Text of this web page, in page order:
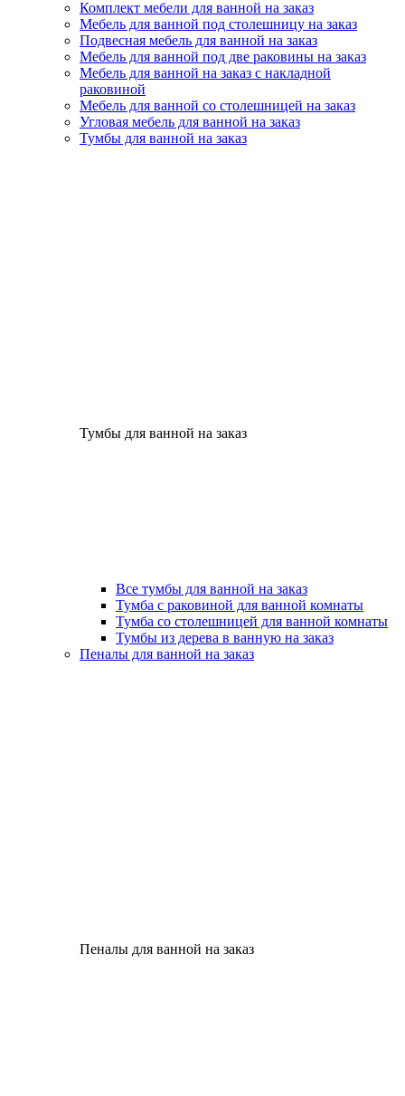
Комплект мебели для ванной на заказ
Мебель для ванной под столешницу на заказ
Подвесная мебель для ванной на заказ
Мебель для ванной под две раковины на заказ
Мебель для ванной на заказ с накладной
раковиной
Мебель для ванной со столешницей на заказ
Угловая мебель для ванной на заказ
Тумбы для ванной на заказ
Тумбы для ванной на заказ
Все тумбы для ванной на заказ
Тумба с раковиной для ванной комнаты
Тумба со столешницей для ванной комнаты
Тумбы из дерева в ванную на заказ
Пеналы для ванной на заказ
Пеналы для ванной на заказ